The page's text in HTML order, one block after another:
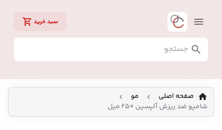
سبد خرید
صفحه اصلی
مو
شامپو ضد ریزش آلپسین 250 میل